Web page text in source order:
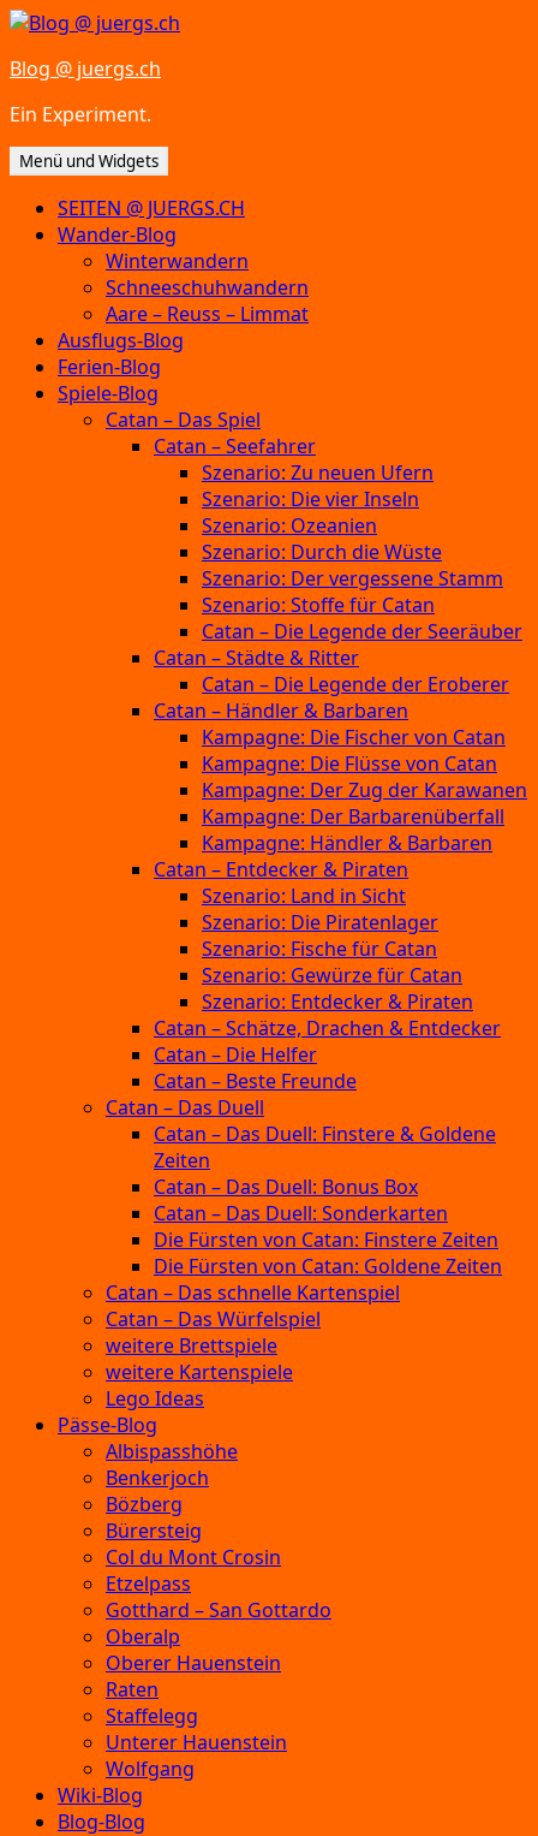
Zum
springen
Blog @ juergs.ch
Ein Experiment.
Menü und Widgets
SEITEN @ JUERGS.CH
Wander-Blog
Winterwandern
Schneeschuhwandern
Aare – Reuss – Limmat
Ausflugs-Blog
Ferien-Blog
Spiele-Blog
Catan – Das Spiel
Catan – Seefahrer
Szenario: Zu neuen Ufern
Szenario: Die vier Inseln
Szenario: Ozeanien
Szenario: Durch die Wüste
Szenario: Der vergessene Stamm
Szenario: Stoffe für Catan
Catan – Die Legende der Seeräuber
Catan – Städte & Ritter
Catan – Die Legende der Eroberer
Catan – Händler & Barbaren
Kampagne: Die Fischer von Catan
Kampagne: Die Flüsse von Catan
Kampagne: Der Zug der Karawanen
Kampagne: Der Barbarenüberfall
Kampagne: Händler & Barbaren
Catan – Entdecker & Piraten
Szenario: Land in Sicht
Szenario: Die Piratenlager
Szenario: Fische für Catan
Szenario: Gewürze für Catan
Szenario: Entdecker & Piraten
Catan – Schätze, Drachen & Entdecker
Catan – Die Helfer
Catan – Beste Freunde
Catan – Das Duell
Catan – Das Duell: Finstere & Goldene
Zeiten
Catan – Das Duell: Bonus Box
Catan – Das Duell: Sonderkarten
Die Fürsten von Catan: Finstere Zeiten
Die Fürsten von Catan: Goldene Zeiten
Catan – Das schnelle Kartenspiel
Catan – Das Würfelspiel
weitere Brettspiele
weitere Kartenspiele
Lego Ideas
Pässe-Blog
Albispasshöhe
Benkerjoch
Bözberg
Bürersteig
Col du Mont Crosin
Etzelpass
Gotthard – San Gottardo
Oberalp
Oberer Hauenstein
Raten
Staffelegg
Unterer Hauenstein
Wolfgang
Wiki-Blog
Blog-Blog